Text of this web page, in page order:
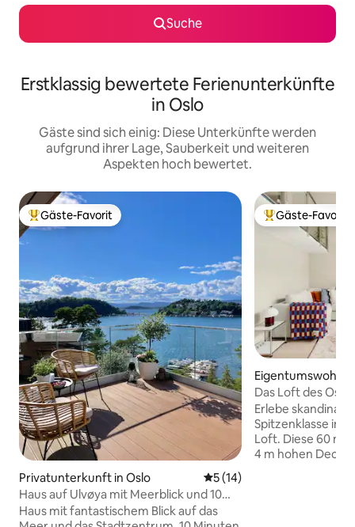
Suche
Erstklassig bewertete Ferienunterkünfte
in Oslo
Gäste sind sich einig: Diese Unterkünfte werden
aufgrund ihrer Lage, Sauberkeit und weiteren
Aspekten hoch bewertet.
Beliebter Gäste-Favorit.
Gäste-Favorit
Privatunterkunft in Oslo Durchschnittliche
5 (14)
Haus auf Ulvøya mit Meerblick und 10
Minuten zum Zentrum
Haus mit fantastischem Blick auf das
Beliebter Gäste-
Gäste-Favorit
Das Loft des
Gehminuten
entfernt
Erlebe
Spitzenklasse in
Loft. Diese 60
4 m hohen